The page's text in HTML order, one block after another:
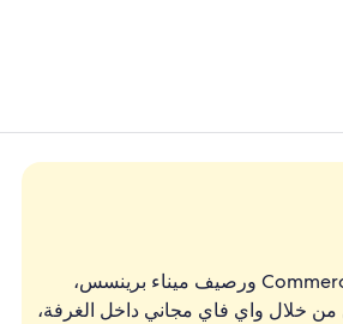
توفر منشأة إنتركونتاينينتال أوكلاند باي آيتش جي، الموجودة بالقرب من Commercial Bay ورصيف ميناء برينسس،
خلال واي فاي مجاني داخل الغرفة،